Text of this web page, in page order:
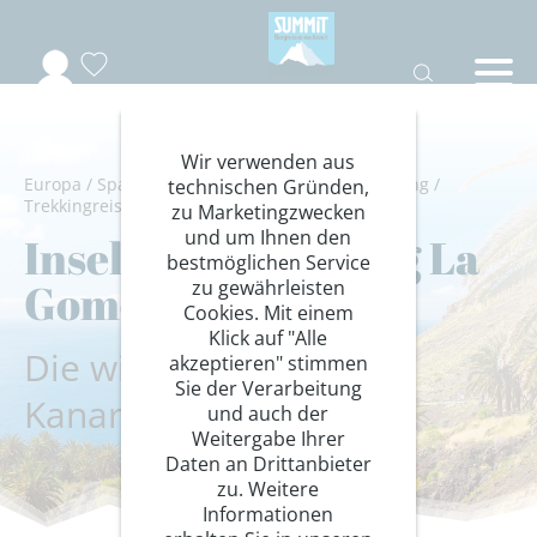
Europa / Spanien /La Gomera/ Wandern/Trekking /
Trekkingreisen
Inseldurchquerung La
Gomera
Die wildeste Insel der
Kanaren
Wir verwenden aus
technischen Gründen,
zu Marketingzwecken
und um Ihnen den
bestmöglichen Service
zu gewährleisten
Cookies. Mit einem
Klick auf "Alle
akzeptieren" stimmen
Sie der Verarbeitung
und auch der
Weitergabe Ihrer
Daten an Drittanbieter
zu. Weitere
Informationen